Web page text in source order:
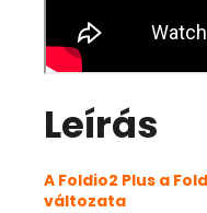
Leírás
A Foldio2 Plus a
változata